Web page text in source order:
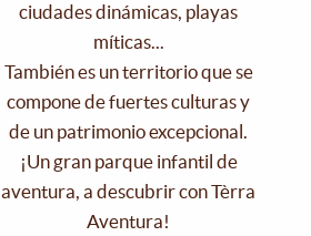
ciudades dinámicas, playas
míticas...
También es un territorio que se
compone de fuertes culturas y
de un patrimonio excepcional.
¡Un gran parque infantil de
aventura, a descubrir con Tèrra
Aventura!